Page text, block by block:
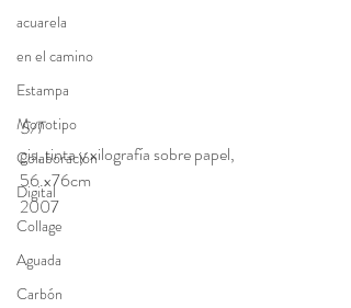
acuarela
en el camino
Estampa
Monotipo
Colaboración
Digital
Collage
Aguada
Carbón
S/T
gis, tinta y xilografía sobre papel,
56.x76cm
2007